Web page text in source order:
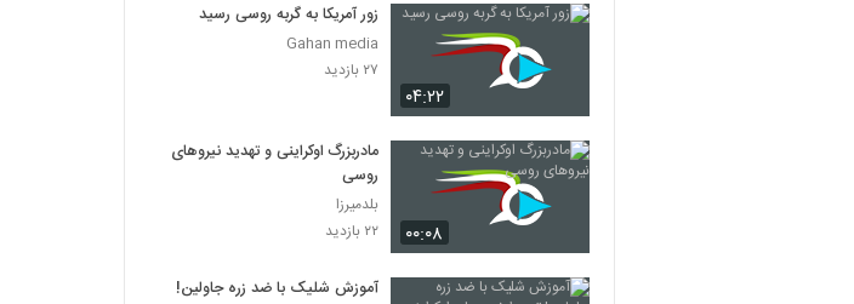
۰۴:۲۲
زور آمریکا به گربه روسی رسید
Gahan media
۲۷ بازدید
۰۰:۰۸
مادربزرگ اوکراینی و تهدید نیروهای
روسی
بلدمیرزا
۲۲ بازدید
آموزش شلیک با ضد زره جاولین!